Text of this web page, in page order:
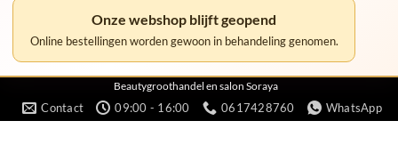
Onze webshop blijft geopend
Online bestellingen worden gewoon in behandeling genomen.
naar
Beautygroothandel en salon Soraya
Contact 09:00 - 16:00 0617428760 WhatsApp